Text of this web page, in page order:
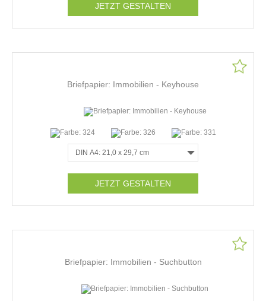
JETZT GESTALTEN
Briefpapier: Immobilien - Keyhouse
JETZT GESTALTEN
Briefpapier: Immobilien - Suchbutton